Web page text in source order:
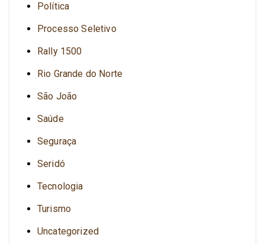
Política
Processo Seletivo
Rally 1500
Rio Grande do Norte
São João
Saúde
Seguraça
Seridó
Tecnologia
Turismo
Uncategorized